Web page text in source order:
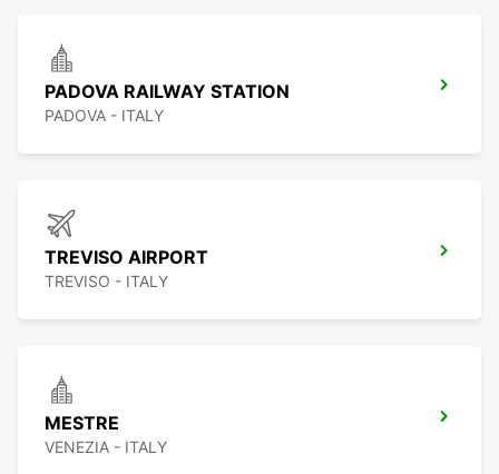
PADOVA RAILWAY STATION
PADOVA - ITALY
TREVISO AIRPORT
TREVISO - ITALY
MESTRE
VENEZIA - ITALY